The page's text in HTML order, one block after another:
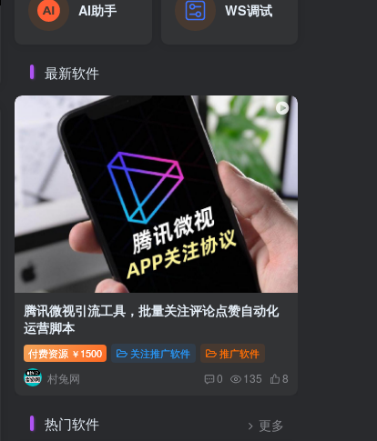
AI助手 WS调试
最新软件
腾讯微视引流工具，批量关注评论点赞自动化
运营脚本
付费资源 ￥ 1500 关注推广软件 推广软件
村兔网 0 135 8
热门软件 更多